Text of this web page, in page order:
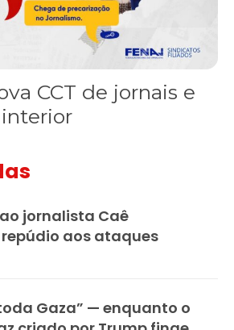
CCT de jornais e
jornalista Caê
aos ataques
Gaza” — enquanto o